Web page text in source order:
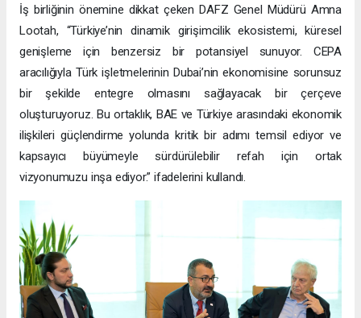
İş birliğinin önemine dikkat çeken DAFZ Genel Müdürü Amna
Lootah, “Türkiye’nin dinamik girişimcilik ekosistemi, küresel
genişleme için benzersiz bir potansiyel sunuyor. CEPA
aracılığıyla Türk işletmelerinin Dubai’nin ekonomisine sorunsuz
bir şekilde entegre olmasını sağlayacak bir çerçeve
oluşturuyoruz. Bu ortaklık, BAE ve Türkiye arasındaki ekonomik
ilişkileri güçlendirme yolunda kritik bir adımı temsil ediyor ve
kapsayıcı büyümeyle sürdürülebilir refah için ortak
vizyonumuzu inşa ediyor.” ifadelerini kullandı.